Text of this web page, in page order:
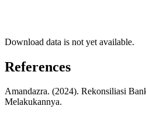
Download data is not yet available.
References
Amandazra. (2024). Rekonsiliasi
Melakukannya.